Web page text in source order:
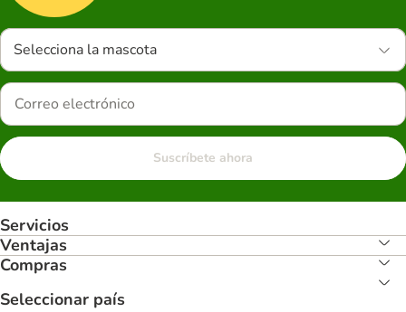
Selecciona la mascota
Suscríbete ahora
Servicios
Ventajas
Compras
Seleccionar país